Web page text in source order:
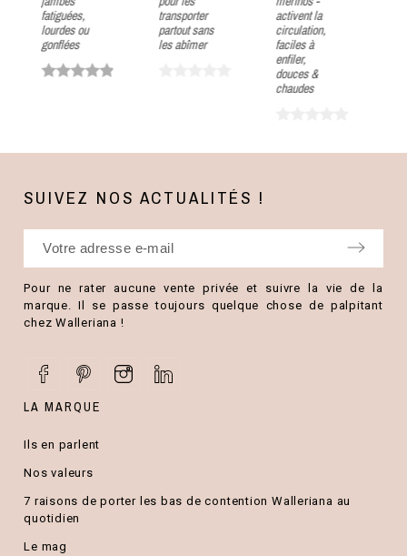
fatiguées,
lourdes ou
gonflées
transporter
partout sans
les abîmer
activent la
circulation,
faciles à
enfiler,
douces &
chaudes
SUIVEZ NOS ACTUALITÉS !
Pour ne rater aucune vente privée et suivre la vie de la
marque. Il se passe toujours quelque chose de palpitant
chez Walleriana !
LA MARQUE
Ils en parlent
Nos valeurs
7 raisons de porter les bas de contention Walleriana au
quotidien
Le mag